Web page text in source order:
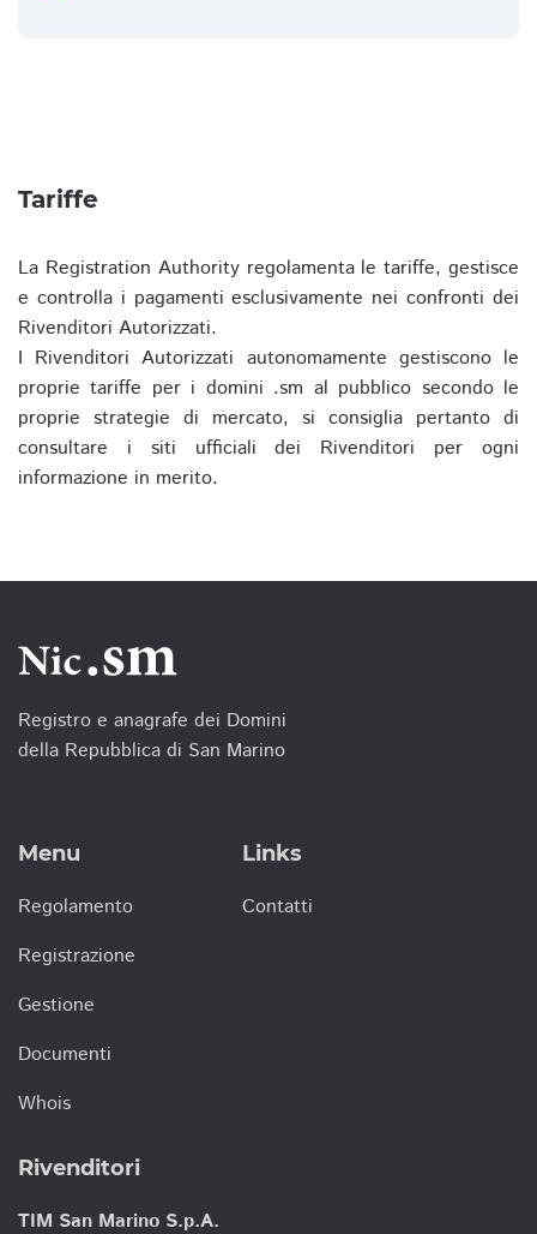
Tariffe
La Registration Authority regolamenta le tariffe, gestisce
e controlla i pagamenti esclusivamente nei confronti dei
Rivenditori Autorizzati.
I Rivenditori Autorizzati autonomamente gestiscono le
proprie tariffe per i domini .sm al pubblico secondo le
proprie strategie di mercato, si consiglia pertanto di
consultare i siti ufficiali dei Rivenditori per ogni
informazione in merito.
Registro e anagrafe dei Domini
della Repubblica di San Marino
Menu
Regolamento
Registrazione
Gestione
Documenti
Whois
Links
Contatti
Rivenditori
TIM San Marino S.p.A.